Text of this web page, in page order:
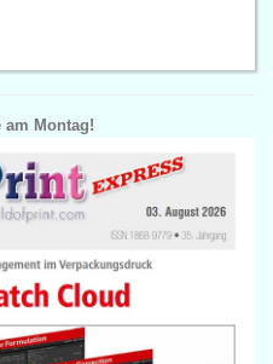
am Montag!